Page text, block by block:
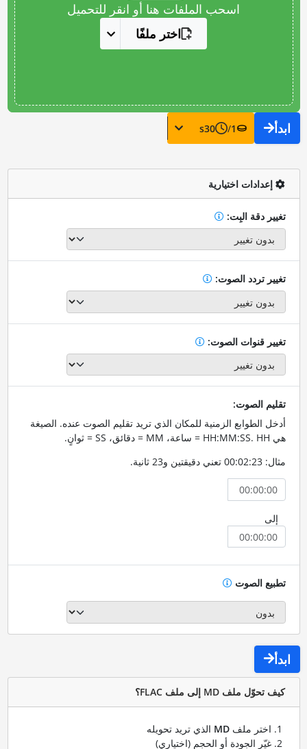
اسحب الملفات هنا أو انقر للتحميل
اختر ملفًا
ابدأ 1
/
30
s
إعدادات اختيارية
تغيير دقة البِت:
تغيير تردد الصوت:
تغيير قنوات الصوت:
تقليم الصوت:
أدخل الطوابع الزمنية للمكان الذي تريد تقليم الصوت عنده. الصيغة
هي HH:MM:SS. HH = ساعة، MM = دقائق، SS = ثوانٍ.
مثال: 00:02:23 تعني دقيقتين و23 ثانية.
إلى
تطبيع الصوت
ابدأ
كيف تحوّل ملف MD إلى ملف FLAC؟
اختر ملف MDالذي تريد تحويله
غيّر الجودة أو الحجم (اختياري)